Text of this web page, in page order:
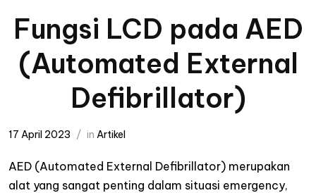
Fungsi LCD pada AED
(Automated External
Defibrillator)
17 April 2023 in Artikel
AED (Automated External Defibrillator) merupakan
alat yang sangat penting dalam situasi emergency,